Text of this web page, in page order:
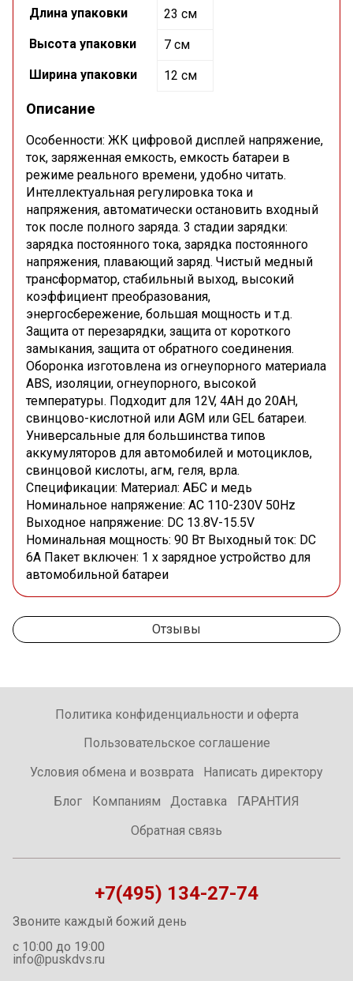
Длина упаковки
23 см
Высота упаковки
7 см
Ширина упаковки
12 см
Описание
Особенности: ЖК цифровой дисплей напряжение,
ток, заряженная емкость, емкость батареи в
режиме реального времени, удобно читать.
Интеллектуальная регулировка тока и
напряжения, автоматически остановить входный
ток после полного заряда. 3 стадии зарядки:
зарядка постоянного тока, зарядка постоянного
напряжения, плавающий заряд. Чистый медный
трансформатор, стабильный выход, высокий
коэффициент преобразования,
энергосбережение, большая мощность и т.д.
Защита от перезарядки, защита от короткого
замыкания, защита от обратного соединения.
Оборонка изготовлена из огнеупорного материала
ABS, изоляции, огнеупорного, высокой
температуры. Подходит для 12V, 4AH до 20AH,
свинцово-кислотной или AGM или GEL батареи.
Универсальные для большинства типов
аккумуляторов для автомобилей и мотоциклов,
свинцовой кислоты, агм, геля, врла.
Спецификации: Материал: АБС и медь
Номинальное напряжение: AC 110-230V 50Hz
Выходное напряжение: DC 13.8V-15.5V
Номинальная мощность: 90 Вт Выходный ток: DC
6A Пакет включен: 1 х зарядное устройство для
автомобильной батареи
Отзывы
Политика конфиденциальности и оферта
Пользовательское соглашение
Условия обмена и возврата
Написать директору
Блог
Компаниям Доставка
ГАРАНТИЯ
Обратная связь
+7(495) 134-27-74
Звоните каждый божий день
с 10:00 до 19:00
info@puskdvs.ru